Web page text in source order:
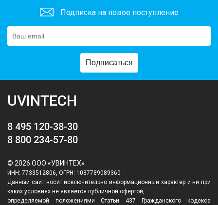
Подписка на новое поступление
Подписаться
UVINTECH
8 495 120-38-30
8 800 234-57-80
© 2026 ООО «УВИНТЕХ»
ИНН: 7733512806, ОГРН: 1037789089360
Данный сайт носит исключительно информационный характер и ни при
каких условиях не является публичной офертой,
определяемой положениями Статьи 437 Гражданского кодекса